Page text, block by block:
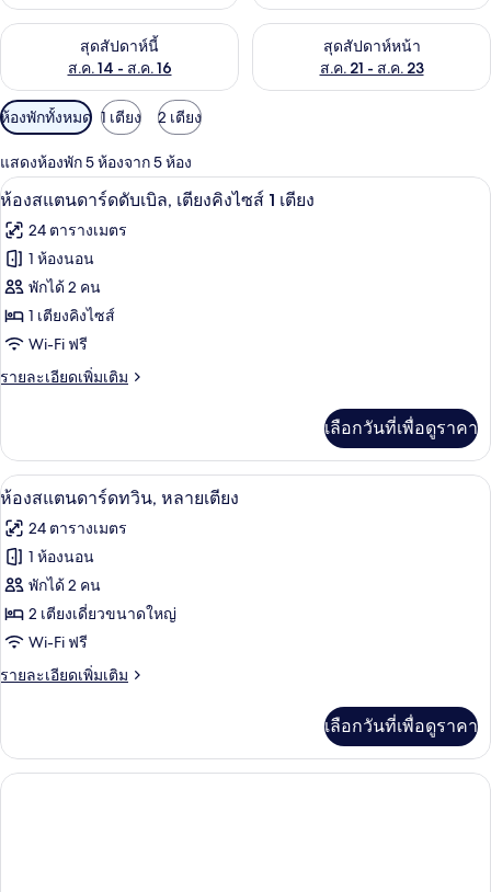
สุดสัปดาห์นี้
ส.ค. 14 - ส.ค. 16
ตรวจสอบจำนวนห้องพักว่างในสุดสัปดาห์นี้ ส.ค. 14 - ส.ค. 16
สุดสัปดาห์หน้า
ส.ค. 21 - ส.ค. 23
ตรวจสอบจำนวนห้องพักว่างใน
ตัว
กรอง
ที่
มี
ให้
สำหรับ
ห้อง
พัก
ห้องพักทั้งหมด 1 เตียง 2 เตียง
แสดงห้องพัก 5 ห้องจาก 5 ห้อง
เปิด
ภาพถ่าย
ทั้งหมด
ของ
ห้อง
สแตนดาร์ด
ดับเบิล,
คิง
ไซส์
1
เตียง
ห้องสแตนดาร์ดดับเบิล, เตียงคิงไซส์ 1
7
ห้องสแตนดาร์ดดับเบิล, เตียงคิงไซส์ 1 เตียง
24 ตารางเมตร
1 ห้องนอน
พักได้ 2 คน
1 เตียงคิงไซส์
Wi-Fi ฟรี
รายละเอียดเพิ่มเติม
ราย
เกี่ยว
กับ
ห้อง
ดับเบิล,
เตียง
คิง
ไซส์
เตียง
เลือกวันที่เพื่อดูราคา
เปิด
ภาพถ่าย
ทั้งหมด
ของ
ห้อง
สแตนดาร์ด
ทวิน,
เตียง
ห้องสแตนดาร์ดทวิน, หลายเตียง | ตู้นิร
7
ห้องสแตนดาร์ดทวิน, หลายเตียง
24 ตารางเมตร
1 ห้องนอน
พักได้ 2 คน
2 เตียงเดี่ยวขนาดใหญ่
Wi-Fi ฟรี
รายละเอียดเพิ่มเติม
ราย
เกี่ยว
กับ
ห้อง
เลือกวันที่เพื่อดูราคา